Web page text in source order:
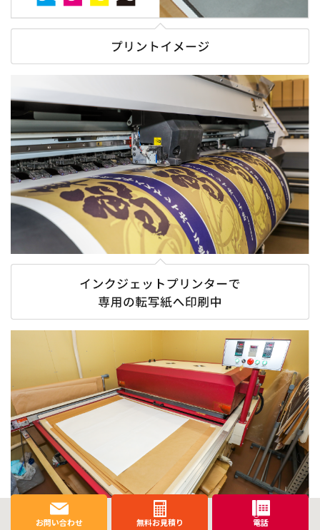
お問い合わせ 無料お見積り 電話